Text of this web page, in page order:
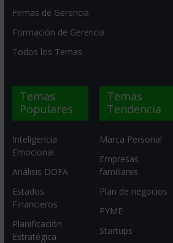
Firmas de Gerencia
Formación de Gerencia
Todos los Temas
Temas
Populares
Inteligencia
Emocional
Análisis DOFA
Estados
Financieros
Planificación
Estratégica
Temas
Tendencia
Marca Personal
Empresas
familiares
Plan de negocios
PYME
Startups